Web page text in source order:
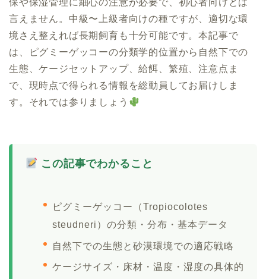
保や保湿管理に細心の注意が必要で、初心者向けとは
言えません。中級〜上級者向けの種ですが、適切な環
境さえ整えれば長期飼育も十分可能です。本記事で
は、ピグミーゲッコーの分類学的位置から自然下での
生態、ケージセットアップ、給餌、繁殖、注意点ま
で、現時点で得られる情報を総動員してお届けしま
す。それでは参りましょう
この記事でわかること
ピグミーゲッコー（Tropiocolotes
steudneri）の分類・分布・基本データ
自然下での生態と砂漠環境での適応戦略
ケージサイズ・床材・温度・湿度の具体的